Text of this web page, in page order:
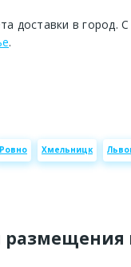
доставки в город.
.
Ровно Хмельницк